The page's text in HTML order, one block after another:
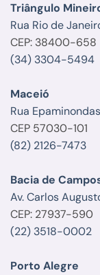
Triângulo
Rua Rio de
CEP: 38400-658
(34) 3304-5494
Maceió
Rua
CEP 57030-101
(82) 2126-7473
Bacia de
Av. Carlos
CEP: 27937-590
(22) 3518-0002
Porto Alegre